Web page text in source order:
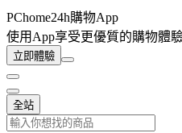
PChome24h購物App
使用App享受更優質的購物體
立即體驗
全站